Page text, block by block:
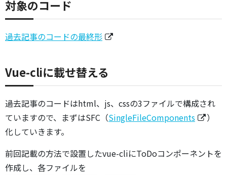
対象のコード
過去記事のコードの最終形
Vue-cliに載せ替える
過去記事のコードはhtml、js、cssの3ファイルで構成され
ていますので、まずはSFC（SingleFileComponents
）
化していきます。
前回記載の方法で設置したvue-cliにToDoコンポーネントを
作成し、各ファイルを